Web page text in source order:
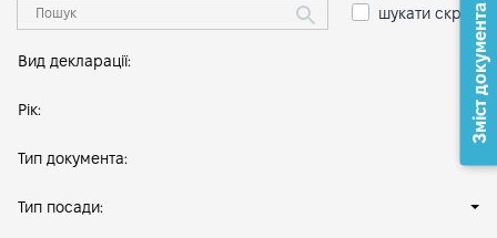
шукати скрізь
Вид декларації:
Рік:
Тип документа:
Тип посади:
Зміст документа